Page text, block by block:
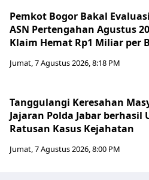
Pemkot Bogor Bakal
ASN Pertengahan Agustus
Klaim Hemat Rp1 Miliar per
Jumat, 7 Agustus 2026, 8:18 PM
Tanggulangi Keresahan
Jajaran Polda Jabar berhasil
Ratusan Kasus Kejahatan
Jumat, 7 Agustus 2026, 8:00 PM